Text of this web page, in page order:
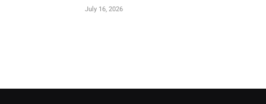
July 16, 2026